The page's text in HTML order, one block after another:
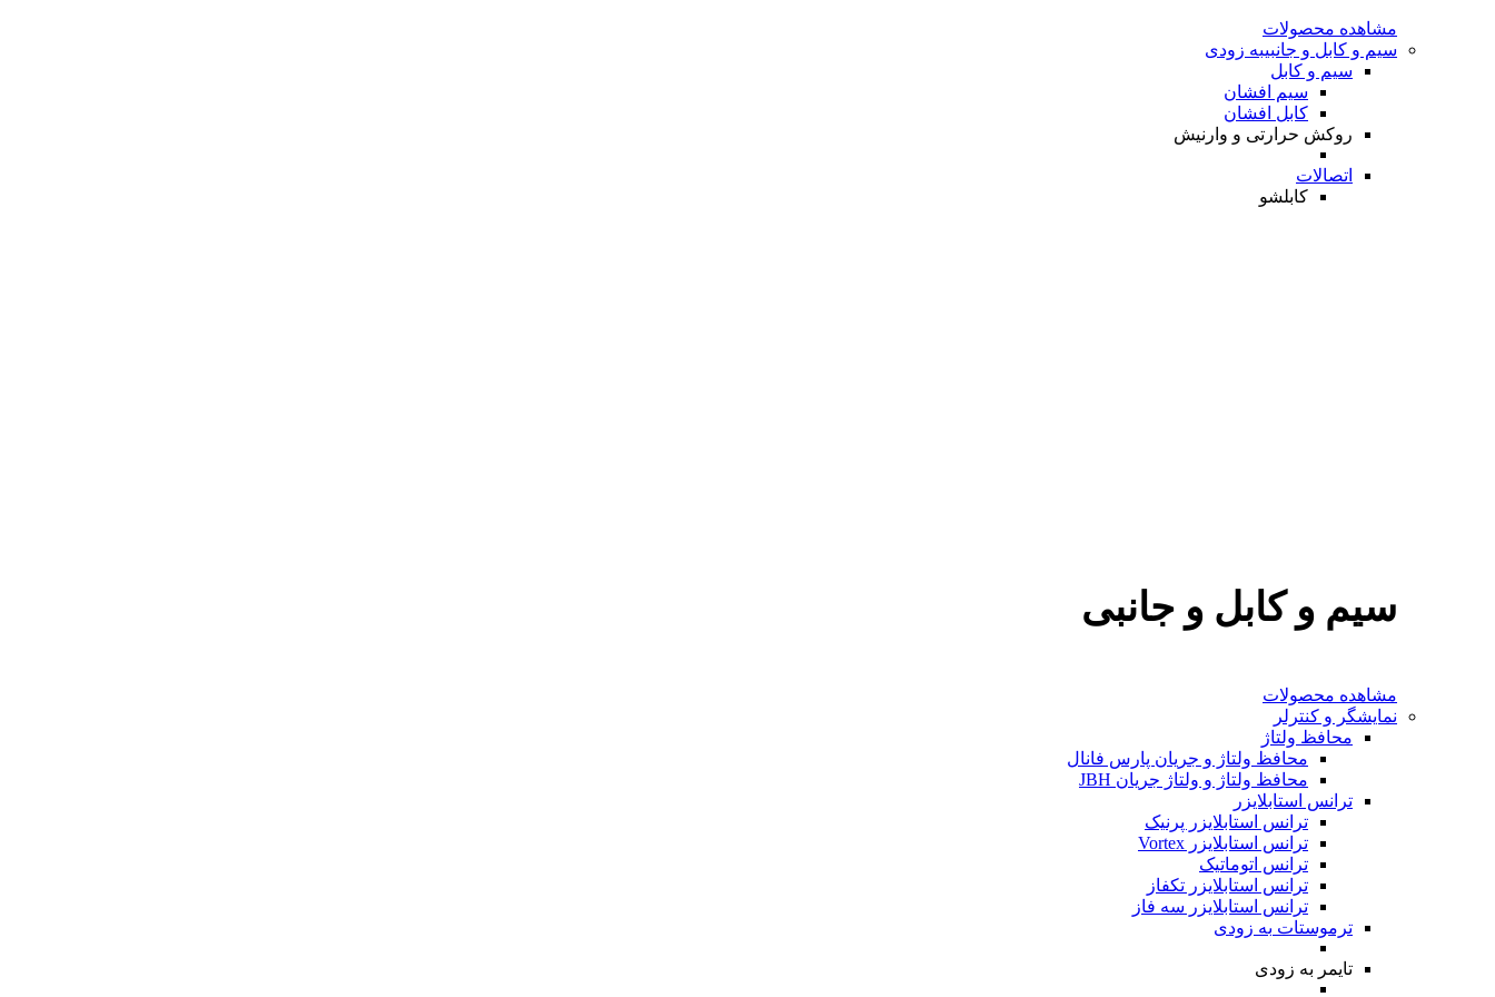
مشاهده محصولات
سیم و کابل و جانبیبه زودی
سیم و کابل
سیم افشان
کابل افشان
روکش حرارتی و وارنیش
اتصالات
کابلشو
سیم و کابل و جانبی
مشاهده محصولات
نمایشگر و کنترلر
محافظ ولتاژ
محافظ ولتاژ و جریان پارس فانال
محافظ ولتاژ و ولتاژ جریان JBH
ترانس استابلایزر
ترانس استابلایزر پرنیک
ترانس استابلایزر Vortex
ترانس اتوماتیک
ترانس استابلایزر تکفاز
ترانس استابلایزر سه فاز
ترموستات به‌ زودی
تایمر به‌ زودی